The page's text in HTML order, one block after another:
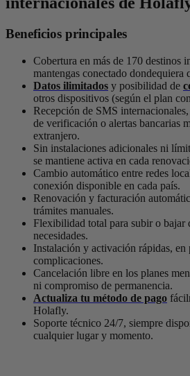
Beneficios principales
Cobertura en más de 170 destinos
mantengas conectado dondequiera
Datos ilimitados y posibilidad de
otros dispositivos (según el plan
Recepción de SMS
de verificación o alertas bancarias
extranjero.
Sin instalaciones adicionales ni
se mantiene activa en cada
Cambio automático entre redes
conexión disponible en cada país.
Renovación y facturación
trámites manuales.
Flexibilidad total para subir o bajar
necesidades.
Instalación y activación rápidas, en
complicaciones.
Cancelación libre en los planes
ni compromiso de permanencia.
Actualiza tu método de pago
Holafly.
Soporte técnico 24/7, siempre
cualquier lugar y momento.